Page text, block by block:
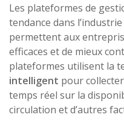
Les plateformes de
tendance dans
permettent aux
efficaces et de mieux
plateformes utilisent la
intelligent pour
temps réel sur la
circulation et d’autres